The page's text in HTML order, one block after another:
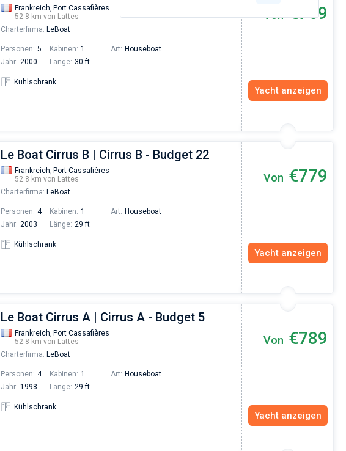
Frankreich, Port Cassafières
52.8 km von Lattes
Charterfirma: LeBoat
Personen: 5 Kabinen: 1 Art: Houseboat
Jahr: 2000 Länge: 30 ft
Kühlschrank
Von €769
Yacht anzeigen
Le Boat Cirrus B | Cirrus B - Budget 22
Frankreich, Port Cassafières
52.8 km von Lattes
Charterfirma: LeBoat
Personen: 4 Kabinen: 1 Art: Houseboat
Jahr: 2003 Länge: 29 ft
Kühlschrank
Von €779
Yacht anzeigen
Le Boat Cirrus A | Cirrus A - Budget 5
Frankreich, Port Cassafières
52.8 km von Lattes
Charterfirma: LeBoat
Personen: 4 Kabinen: 1 Art: Houseboat
Jahr: 1998 Länge: 29 ft
Kühlschrank
Von €789
Yacht anzeigen